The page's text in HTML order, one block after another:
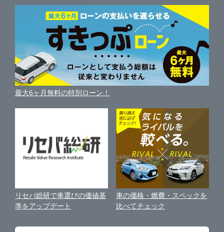
ガリバー豊橋西口店
ガリバー豊橋店
ガリバー岡崎店
岡崎市
春日井市
豊川市
津島市
静岡県
三重県
中古車人気ランキング
自動車ローンを調べる
ガリバーの自動車ローン
車買い替えの基礎知識
近くのお店で車を探す
車を売る時よくある質問
便利な査定サービス
中古車買取相場（毎月更新）
車の個人売買ガイド
新車・中古車カタログ
車の燃費を調べる
車種別クチコミ
車比較サイト
サイトマップ
サイトの使用条件
利用規約
保険代理店業務に関する基本方針
古物営業法に基づく表示
お客様の声
会社案内
最大6ヶ月無料の特別ローン！
リセバ総研で車選びの価値基
準をアップデート
車の価格・燃費・スペックを
比べてチェック